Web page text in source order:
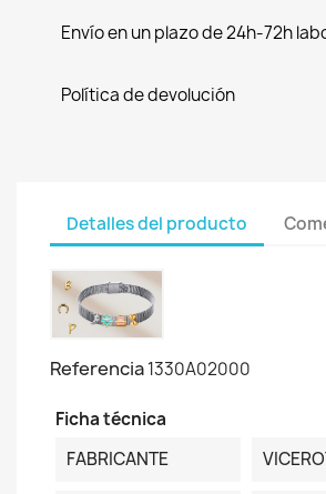
Envío en un plazo de 24h-72h
Política de devolución
Detalles del producto
Referencia1330A02000
Ficha técnica
FABRICANTE